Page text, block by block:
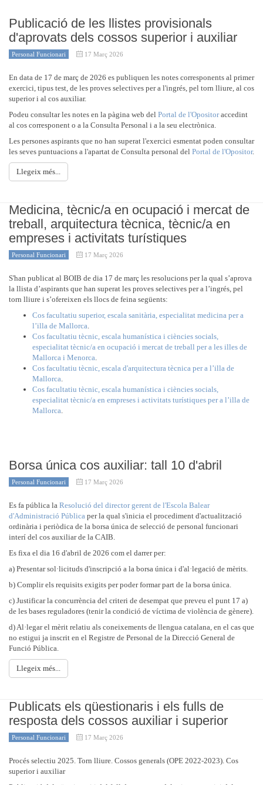
Publicació de les llistes provisionals
d'aprovats dels cossos superior i auxiliar
Personal Funcionari 17 Març 2026
En data de 17 de març de 2026 es publiquen les notes corresponents al primer
exercici, tipus test, de les proves selectives per a l'ingrés, pel torn lliure, al cos
superior i al cos auxiliar.
Podeu consultar les notes en la pàgina web del Portal de l'Opositoraccedint
al cos corresponent o a la Consulta Personal i a la seu electrònica.
Les persones aspirants que no han superat l'exercici esmentat poden consultar
les seves puntuacions a l'apartat de Consulta personal del Portal de l'Opositor.
Llegeix més...
Medicina, tècnic/a en ocupació i mercat de
treball, arquitectura tècnica, tècnic/a en
empreses i activitats turístiques
Personal Funcionari 17 Març 2026
S'han publicat al BOIB de dia 17 de març les resolucions per la qual s’aprova
la llista d’aspirants que han superat les proves selectives per a l’ingrés, pel
torn lliure i s’ofereixen els llocs de feina següents:
Cos facultatiu superior, escala sanitària, especialitat medicina per a
l’illa de Mallorca.
Cos facultatiu tècnic, escala humanística i ciències socials,
especialitat tècnic/a en ocupació i mercat de treball per a les illes de
Mallorca i Menorca.
Cos facultatiu tècnic, escala d'arquitectura tècnica per a l’illa de
Mallorca.
Cos facultatiu tècnic, escala humanística i ciències socials,
especialitat tècnic/a en empreses i activitats turístiques per a l’illa de
Mallorca.
Borsa única cos auxiliar: tall 10 d'abril
Personal Funcionari 17 Març 2026
Es fa pública la Resolució del director gerent de l'Escola Balear
d'Administració Pública per la qual s'inicia el procediment d'actualització
ordinària i periòdica de la borsa única de selecció de personal funcionari
interí del cos auxiliar de la CAIB.
Es fixa el dia 16 d'abril de 2026 com el darrer per:
a) Presentar sol·licituds d'inscripció a la borsa única i d'al·legació de mèrits.
b) Complir els requisits exigits per poder formar part de la borsa única.
c) Justificar la concurrència del criteri de desempat que preveu el punt 17 a)
de les bases reguladores (tenir la condició de víctima de violència de gènere).
d) Al·legar el mèrit relatiu als coneixements de llengua catalana, en el cas que
no estigui ja inscrit en el Registre de Personal de la Direcció General de
Funció Pública.
Llegeix més...
Publicats els qüestionaris i els fulls de
resposta dels cossos auxiliar i superior
Personal Funcionari 17 Març 2026
Procés selectiu 2025. Torn lliure. Cossos generals (OPE 2022-2023). Cos
superior i auxiliar